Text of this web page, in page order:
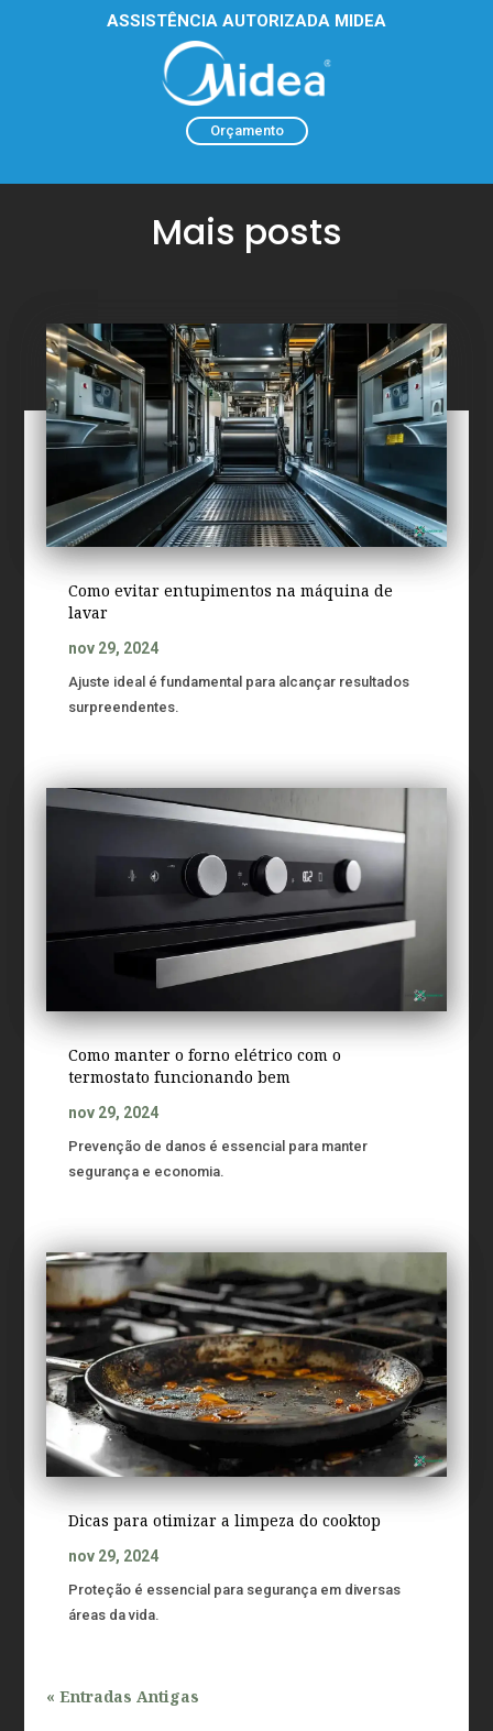
ASSISTÊNCIA AUTORIZADA MIDEA
Orçamento
Mais posts
Como evitar entupimentos na máquina de
lavar
nov 29, 2024
Ajuste ideal é fundamental para alcançar resultados
surpreendentes.
Como manter o forno elétrico com o
termostato funcionando bem
nov 29, 2024
Prevenção de danos é essencial para manter
segurança e economia.
Dicas para otimizar a limpeza do cooktop
nov 29, 2024
Proteção é essencial para segurança em diversas
áreas da vida.
« Entradas Antigas